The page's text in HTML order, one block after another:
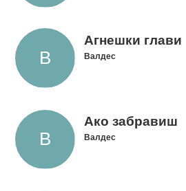
Агнешки глави
Валдес
Ако забравиш
Валдес